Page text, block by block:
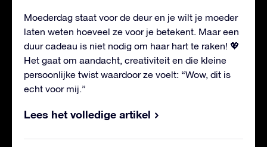
Moederdag staat voor de deur en je wilt je moeder
laten weten hoeveel ze voor je betekent. Maar een
duur cadeau is niet nodig om haar hart te raken! 💖
Het gaat om aandacht, creativiteit en die kleine
persoonlijke twist waardoor ze voelt: “Wow, dit is
echt voor mij.”
Lees het volledige artikel